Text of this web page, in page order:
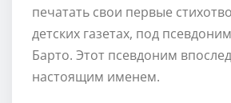
печатать свои первые
детских газетах, под
Барто. Этот псевдоним
настоящим именем.